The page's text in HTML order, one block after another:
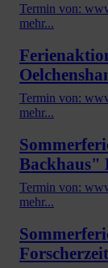
Termin von:
mehr...
Termin von:
mehr...
Backhaus"
Termin von:
mehr...